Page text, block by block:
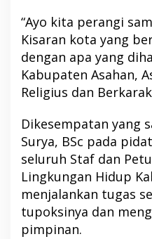
“Ayo kita perangi
Kisaran kota yang
dengan apa yang
Kabupaten Asahan,
Religius dan
Dikesempatan yang
Surya, BSc pada
seluruh Staf dan
Lingkungan Hidup
menjalankan tugas
tupoksinya dan
pimpinan.